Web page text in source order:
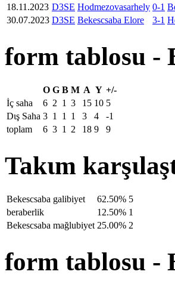
18.11.2023 D3SE Hodmezovasarhely 0-1
30.07.2023 D3SE Bekescsaba Elore 3-1
form tablosu -
O G B M A Y +/-
İç saha
6 2 1 3 15 10 5
Dιş Saha 3 1 1 1 3 4
-1
toplam
6 3 1 2 18 9 9
Takιm
Bekescsaba galibiyet 62.50% 5
beraberlik
12.50% 1
Bekescsaba mağlubiyet 25.00% 2
form tablosu -